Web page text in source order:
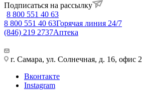
Подписаться на рассылку
8 800 551 40 63
8 800 551 40 63Горячая линия 24/7
(846) 219 2737Аптека
г. Самара, ул. Солнечная, д. 16, офис 2
Вконтакте
Instagram